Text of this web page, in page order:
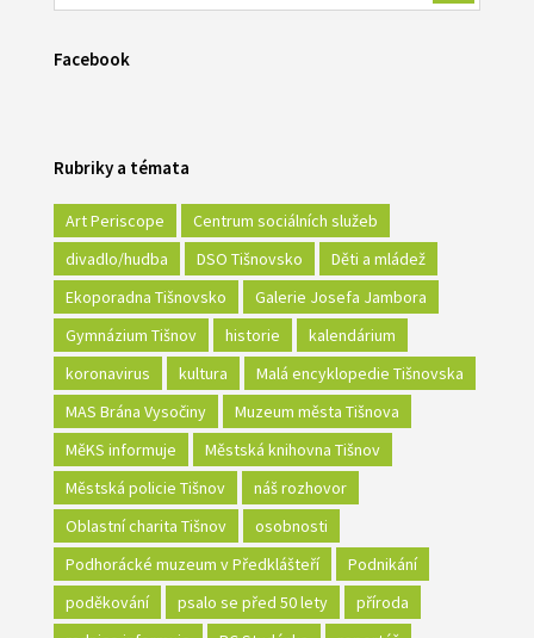
Facebook
Rubriky a témata
Art Periscope
Centrum sociálních služeb
divadlo/hudba
DSO Tišnovsko
Děti a mládež
Ekoporadna Tišnovsko
Galerie Josefa Jambora
Gymnázium Tišnov
historie
kalendárium
koronavirus
kultura
Malá encyklopedie Tišnovska
MAS Brána Vysočiny
Muzeum města Tišnova
MěKS informuje
Městská knihovna Tišnov
Městská policie Tišnov
náš rozhovor
Oblastní charita Tišnov
osobnosti
Podhorácké muzeum v Předklášteří
Podnikání
poděkování
psalo se před 50 lety
příroda